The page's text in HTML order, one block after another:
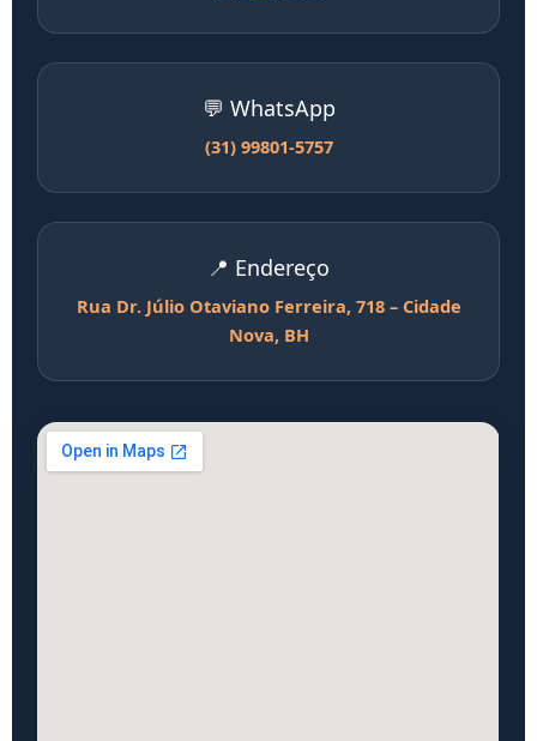
💬 WhatsApp
(31) 99801-5757
📍 Endereço
Rua Dr. Júlio Otaviano Ferreira, 718 – Cidade
Nova, BH